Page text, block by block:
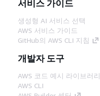
서비스 가이드
생성형 AI 서비스 선택
AWS 서비스 가이드
GitHub의 AWS CLI 지침
개발자 도구
AWS 코드 예시 라이브러리
AWS CLI